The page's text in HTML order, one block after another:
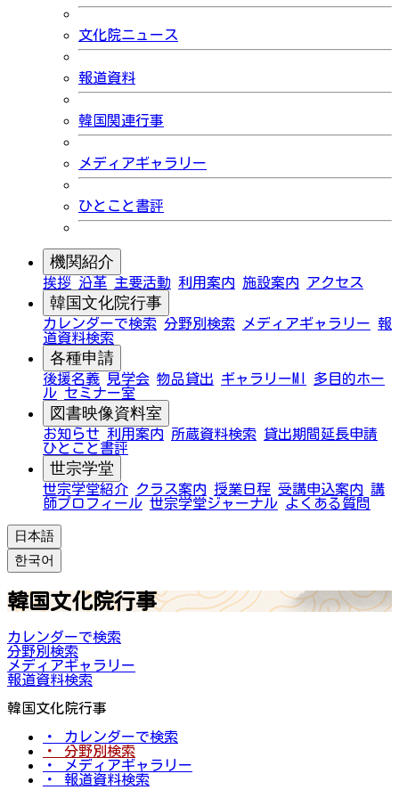
文化院ニュース
報道資料
韓国関連行事
メディアギャラリー
ひとこと書評
機関紹介
挨拶 沿革 主要活動 利用案内 施設案内 アクセス
韓国文化院行事
カレンダーで検索 分野別検索 メディアギャラリー 報
道資料検索
各種申請
後援名義 見学会 物品貸出 ギャラリーMI
多目的ホー
ル セミナー室
図書映像資料室
お知らせ 利用案内 所蔵資料検索
貸出期間延長申請
ひとこと書評
世宗学堂
世宗学堂紹介 クラス案内 授業日程 受講申込案内 講
師プロフィール 世宗学堂ジャーナル よくある質問
日本語
한국어
韓国文化院行事
カレンダーで検索
分野別検索
メディアギャラリー
報道資料検索
韓国文化院行事
・ カレンダーで検索
・ 分野別検索
・ メディアギャラリー
・ 報道資料検索